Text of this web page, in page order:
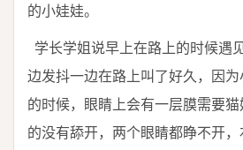
的小娃娃。
学长学姐说早上在路上的时候遇
边发抖一边在路上叫了好久，因
的时候，眼睛上会有一层膜需要
的没有舔开，两个眼睛都睁不开